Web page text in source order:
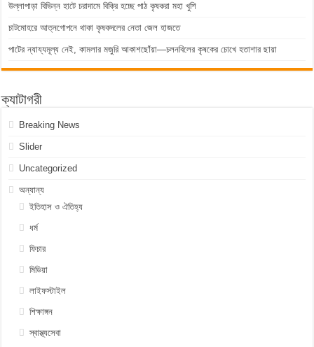
উল্লাপাড়া বিভিন্ন হাটে চরাদামে বিক্রি হচ্ছে পাঠ কৃষকরা মহা খুশি
চাটমোহরে আত্নগোপনে থাকা কৃষকদলের নেতা জেল হাজতে
পাটের ন্যায্যমূল্য নেই, কামলার মজুরি আকাশছোঁয়া—চলনবিলের কৃষকের চোখে হতাশার ছায়া
ক্যাটাগরী
Breaking News
Slider
Uncategorized
অন্যান্য
ইতিহাস ও ঐতিহ্য
ধর্ম
ফিচার
মিডিয়া
লাইফস্টাইল
শিক্ষাঙ্গন
স্বাস্থ্যসেবা